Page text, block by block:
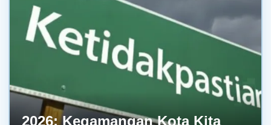
2026: Kegamangan Kota Kita